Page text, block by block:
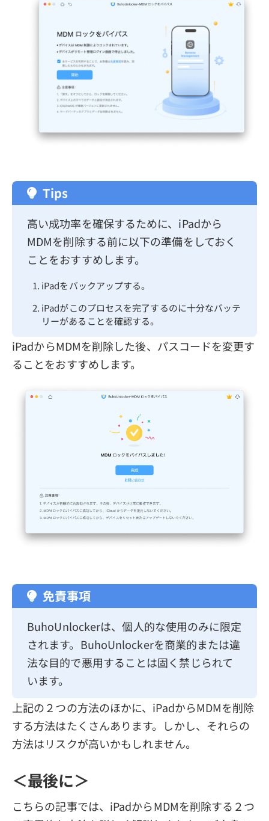
Tips
高い成功率を確保するために、iPadから
MDMを削除する前に以下の準備をしておく
ことをおすすめします。
iPadをバックアップする。
iPadがこのプロセスを完了するのに十分なバッテ
リーがあることを確認する。
iPadからMDMを削除した後、パスコードを変更す
ることをおすすめします。
免責事項
BuhoUnlockerは、個人的な使用のみに限定
されます。BuhoUnlockerを商業的または違
法な目的で悪用することは固く禁じられて
います。
上記の２つの方法のほかに、iPadからMDMを削除
する方法はたくさんあります。しかし、それらの
方法はリスクが高いかもしれません。
＜最後に＞
こちらの記事では、iPadからMDMを削除する２つ